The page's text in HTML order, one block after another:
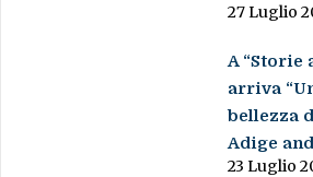
27 Luglio
A “Storie
arriva
bellezza
Adige
23 Luglio